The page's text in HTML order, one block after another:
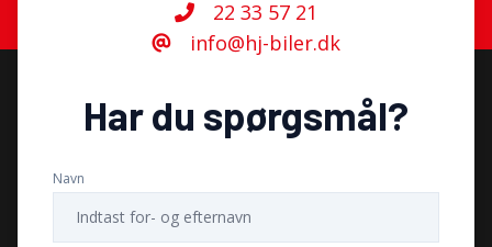
22 33 57 21
info@hj-biler.dk
Har du spørgsmål?
Navn